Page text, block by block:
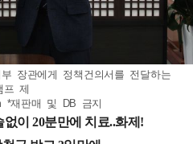
장관에게 정책건의서를 전달하는
프 제
*재판매 및 DB 금지